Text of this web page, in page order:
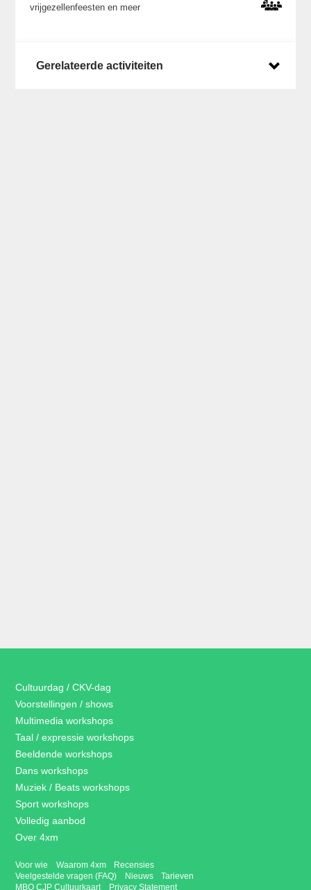
vrijgezellenfeesten en meer
Gerelateerde activiteiten
Cultuurdag / CKV-dag
Voorstellingen / shows
Multimedia workshops
Taal / expressie workshops
Beeldende workshops
Dans workshops
Muziek / Beats workshops
Sport workshops
Volledig aanbod
Over 4xm
Voor wie Waarom 4xm
Recensies
Veelgestelde vragen (FAQ)
Nieuws
Tarieven
MBO CJP Cultuurkaart
Privacy Statement